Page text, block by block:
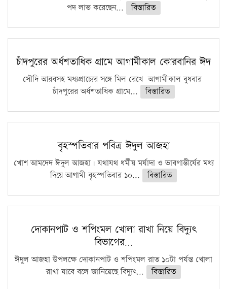
পদ লাভ করেছেন...
বিস্তারিত
চাঁদপুরের অর্ধশতাধিক গ্রামে আগামীকাল কোরবানির ঈদ
সৌদি আরবসহ মধ্যপ্রাচ্যের সঙ্গে মিল রেখে আগামীকাল বুধবার
চাঁদপুরের অর্ধশতাধিক গ্রামে...
বিস্তারিত
বৃহস্পতিবার পবিত্র ঈদুল আজহা
খোশ আমদেদ ঈদুল আজহা। যথাযথ ধর্মীয় মর্যাদা ও ভাবগাম্ভীর্যের মধ্য
দিয়ে আগামী বৃহস্পতিবার ১০...
বিস্তারিত
দোকানপাট ও শপিংমল খোলা রাখা নিয়ে বিদ্যুৎ
বিভাগের…
ঈদুল আজহা উপলক্ষে দোকানপাট ও শপিংমল রাত ১০টা পর্যন্ত খোলা
রাখা যাবে বলে জানিয়েছে বিদ্যুৎ...
বিস্তারিত